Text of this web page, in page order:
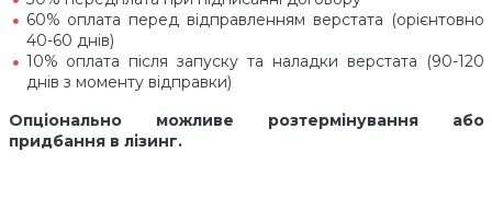
60% оплата перед відправленням верстата (орієнтовно
40-60 днів)
10% оплата після запуску та наладки верстата (90-120
днів з моменту відправки)
Опціонально можливе розтермінування або
придбання в лізинг.